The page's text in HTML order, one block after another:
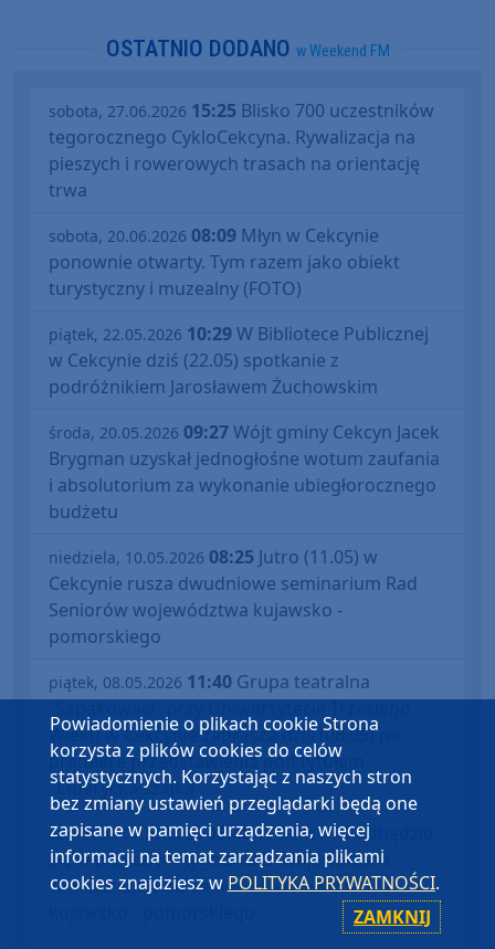
OSTATNIO DODANO w Weekend FM
sobota, 27.06.2026 15:25 Blisko 700 uczestników
tegorocznego CykloCekcyna. Rywalizacja na
pieszych i rowerowych trasach na orientację
trwa
sobota, 20.06.2026 08:09 Młyn w Cekcynie
ponownie otwarty. Tym razem jako obiekt
turystyczny i muzealny (FOTO)
piątek, 22.05.2026 10:29W Bibliotece Publicznej
w Cekcynie dziś (22.05) spotkanie z
podróżnikiem Jarosławem Żuchowskim
środa, 20.05.2026 09:27Wójt gminy Cekcyn Jacek
Brygman uzyskał jednogłośne wotum zaufania
i absolutorium za wykonanie ubiegłorocznego
budżetu
niedziela, 10.05.2026 08:25 Jutro (11.05) w
Cekcynie rusza dwudniowe seminarium Rad
Seniorów województwa kujawsko -
pomorskiego
piątek, 08.05.2026 11:40 Grupa teatralna
Wieku w Cekcynie zaprasza dziś (08.05) na
premierę przedstawienia pod tytułem
"Emerycka szajka"
czwartek, 07.05.2026 08:48W Cekcynie odbędzie
się w przyszłym tygodniu 3. wojewódzkie
seminarium Rad Seniorów województwa
Powiadomienie o plikach cookie Strona
korzysta z plików cookies do celów
statystycznych. Korzystając z naszych stron
bez zmiany ustawień przeglądarki będą one
zapisane w pamięci urządzenia, więcej
informacji na temat zarządzania plikami
cookies znajdziesz w POLITYKA PRYWATNOŚCI.
ZAMKNIJ